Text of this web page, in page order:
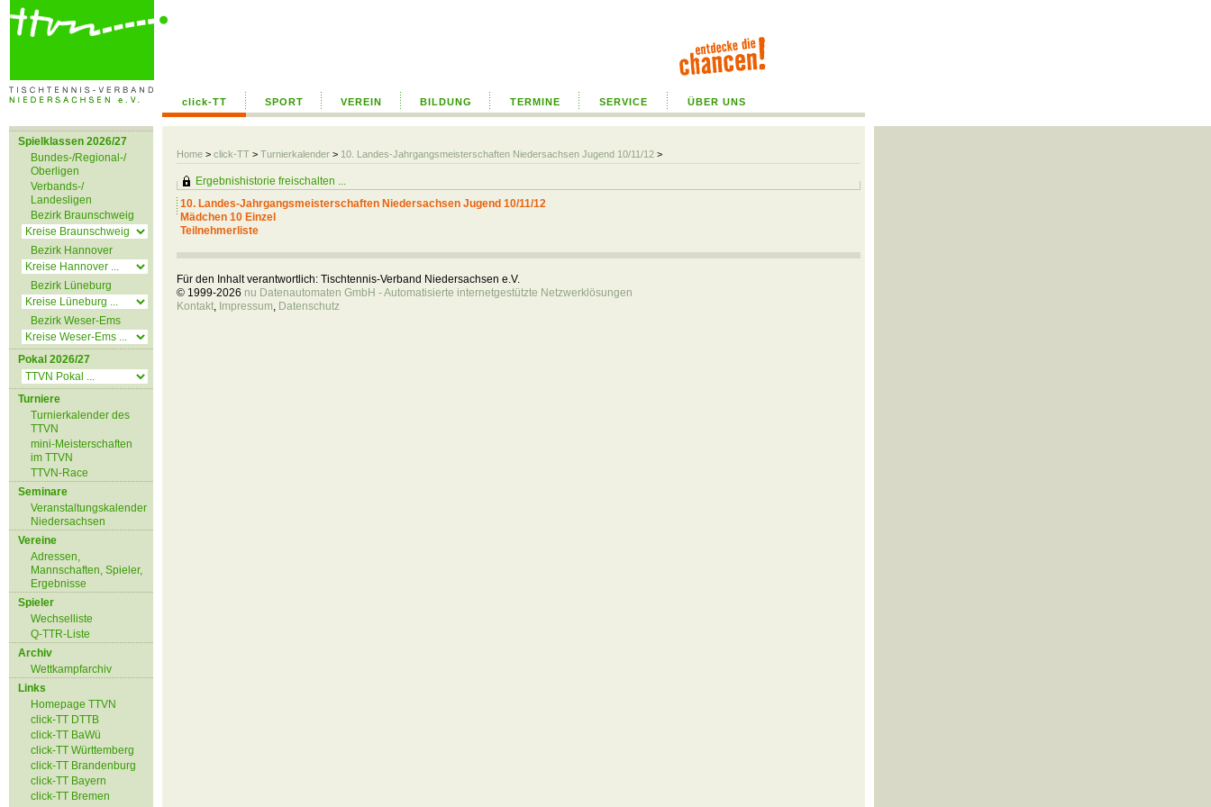
click-TT SPORT VEREIN BILDUNG TERMINE SERVICE ÜBER UNS
Home > click-TT > Turnierkalender > 10. Landes-Jahrgangsmeisterschaften Niedersachsen Jugend 10/11/12 >
Spielklassen 2026/27
Bundes-/Regional-/
Oberligen
Verbands-/
Landesligen
Bezirk Braunschweig
Bezirk Hannover
Bezirk Lüneburg
Bezirk Weser-Ems
Pokal 2026/27
Turniere
Turnierkalender des
TTVN
mini-Meisterschaften
im TTVN
TTVN-Race
Seminare
Veranstaltungskalender
Niedersachsen
Vereine
Adressen,
Mannschaften, Spieler,
Ergebnisse
Spieler
Wechselliste
Q-TTR-Liste
Archiv
Wettkampfarchiv
Links
Homepage TTVN
click-TT DTTB
click-TT BaWü
click-TT Württemberg
click-TT Brandenburg
click-TT Bayern
click-TT Bremen
Ergebnishistorie freischalten ...
10. Landes-Jahrgangsmeisterschaften Niedersachsen Jugend 10/11/12
Mädchen 10 Einzel
Teilnehmerliste
Für den Inhalt verantwortlich: Tischtennis-Verband Niedersachsen e.V.
© 1999-2026 nu Datenautomaten GmbH - Automatisierte internetgestützte Netzwerklösungen
Kontakt, Impressum, Datenschutz